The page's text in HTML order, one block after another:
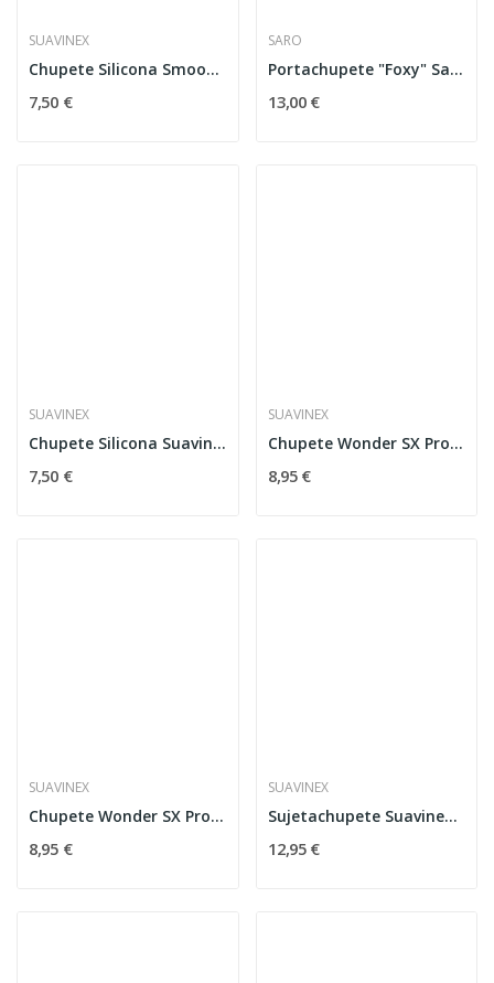
SUAVINEX
Chupete Silicona Smoothie Butterfly Azul 0-6m
7,50 €
SARO
Portachupete "Foxy" Saro
13,00 €
SUAVINEX
Chupete Silicona Suavinex 0-6M Smoothie Beige
7,50 €
SUAVINEX
Chupete Wonder SX Pro Silicona 0-6M Cork
8,95 €
SUAVINEX
Chupete Wonder SX Pro Silicona 0-6M Grey Clouds
8,95 €
SUAVINEX
Sujetachupete Suavinex Soft & Flexible
12,95 €